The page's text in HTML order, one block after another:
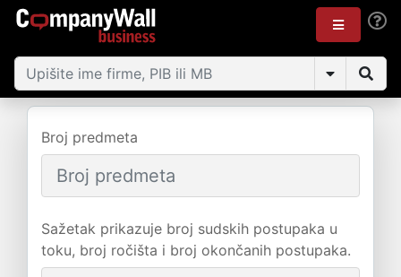
Broj predmeta
Sažetak prikazuje broj sudskih postupaka u
toku, broj ročišta i broj okončanih postupaka.